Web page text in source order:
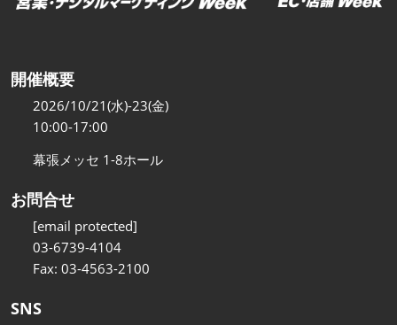
開催概要
2026/10/21(水)-23(金)
10:00-17:00
幕張メッセ 1-8ホール
お問合せ
[email protected]
03-6739-4104
Fax: 03-4563-2100
SNS